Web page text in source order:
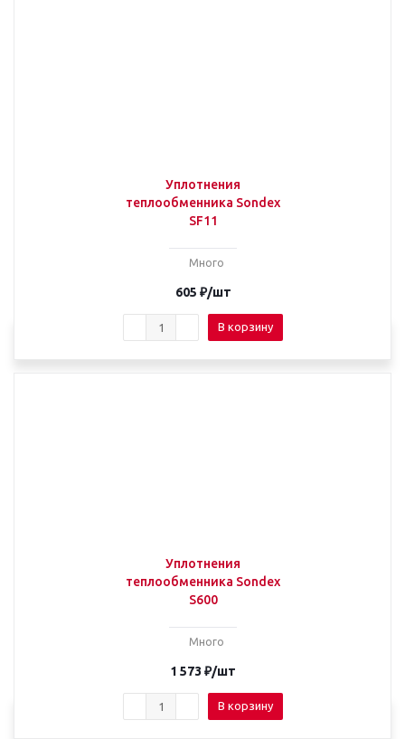
Уплотнения
теплообменника Sondex
SF11
Много
605 ₽/шт
В корзину
Уплотнения
теплообменника Sondex
S600
Много
1 573 ₽/шт
В корзину